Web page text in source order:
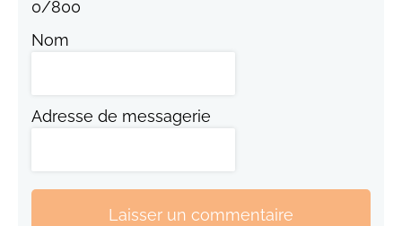
0/800
Nom
Adresse de messagerie
Laisser un commentaire